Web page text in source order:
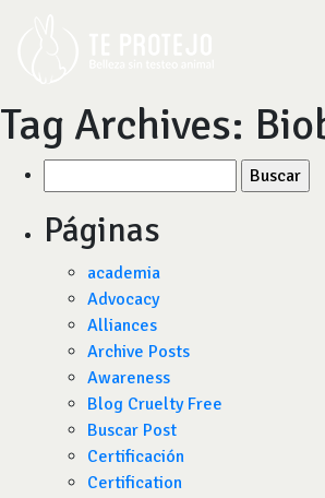
Tag Archives:
por:
Páginas
academia
Advocacy
Alliances
Archive Posts
Awareness
Blog Cruelty Free
Buscar Post
Certificación
Certification